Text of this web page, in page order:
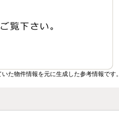
た物件情報を元に生成した参考情報です。